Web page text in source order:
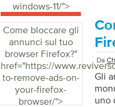
windows-11/">
Come bloccare gli
annunci sul tuo
browser Firefox?"
href="https://
to-remove-ads-on-
your-firefox-
browser/">
Da
Gli
uno